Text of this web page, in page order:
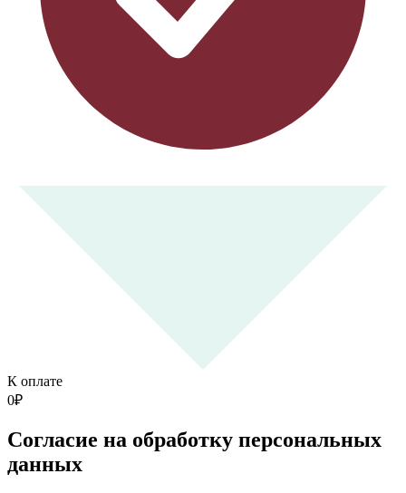
К оплате
0₽
Согласие на обработку персональных
данных